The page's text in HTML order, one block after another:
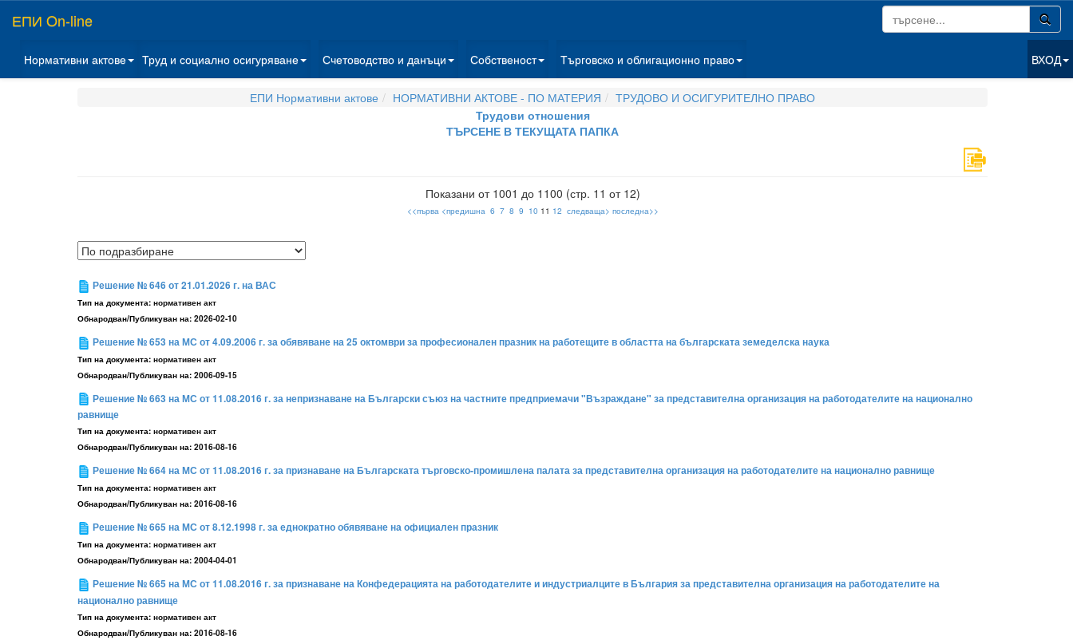
ЕПИ On-line
Нормативни актове Труд и социално осигуряване Счетоводство и данъци Собственост Търговско и облигационно право ВХОД
ЕПИ Нормативни актове НОРМАТИВНИ АКТОВЕ - ПО МАТЕРИЯ
ТРУДОВО И ОСИГУРИТЕЛНО ПРАВО
Трудови отношения
ТЪРСЕНЕ В ТЕКУЩАТА ПАПКА
Показани от 1001 до 1100 (стр. 11 от 12)
<<първа <предишна 6 7 8 9 10 11 12 следваща> последна>>
Решение № 646 от 21.01.2026 г. на ВАС
Тип на документа: нормативен акт
Обнародван/Публикуван на: 2026-02-10
Решение № 653 на МС от 4.09.2006 г. за обявяване на 25 октомври за професионален празник на работещите в областта на българската земеделска наука
Тип на документа: нормативен акт
Обнародван/Публикуван на: 2006-09-15
Решение № 663 на МС от 11.08.2016 г. за непризнаване на Български съюз на частните предприемачи "Възраждане" за представителна организация на работодателите на национално
равнище
Тип на документа: нормативен акт
Обнародван/Публикуван на: 2016-08-16
Решение № 664 на МС от 11.08.2016 г. за признаване на Българската търговско-промишлена палата за представителна организация на работодателите на национално равнище
Тип на документа: нормативен акт
Обнародван/Публикуван на: 2016-08-16
Решение № 665 на МС от 8.12.1998 г. за еднократно обявяване на официален празник
Тип на документа: нормативен акт
Обнародван/Публикуван на: 2004-04-01
Решение № 665 на МС от 11.08.2016 г. за признаване на Конфедерацията на работодателите и индустриалците в България за представителна организация на работодателите на
национално равнище
Тип на документа: нормативен акт
Обнародван/Публикуван на: 2016-08-16